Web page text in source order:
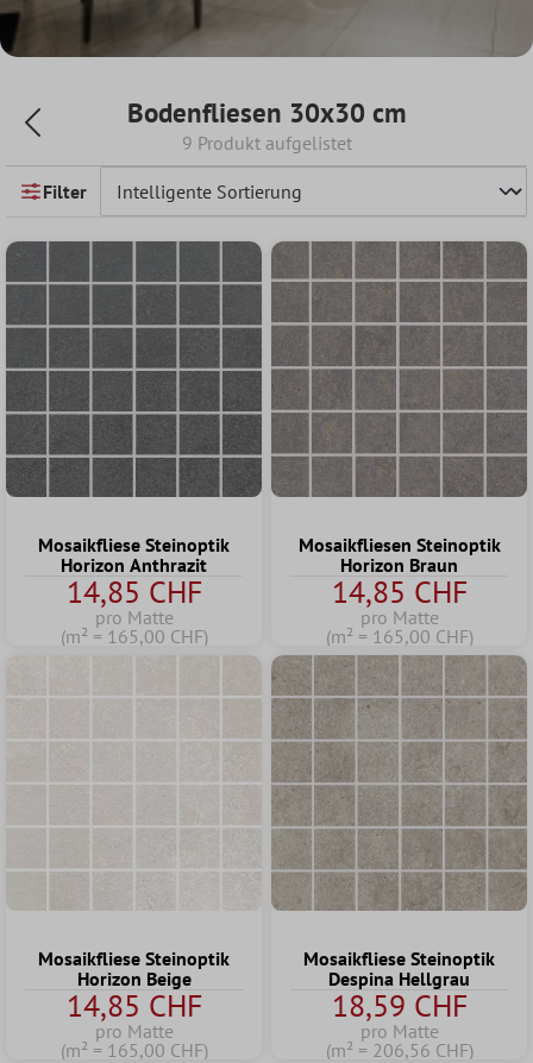
Bodenfliesen 30x30 cm
9 Produkt aufgelistet
Filter
Mosaikfliese Steinoptik
Horizon Anthrazit
14,85 CHF
pro Matte
(m² = 165,00 CHF)
Mosaikfliesen Steinoptik
Horizon Braun
14,85 CHF
pro Matte
(m² = 165,00 CHF)
Mosaikfliese Steinoptik
Horizon Beige
14,85 CHF
pro Matte
(m² = 165,00 CHF)
Mosaikfliese Steinoptik
Despina Hellgrau
18,59 CHF
pro Matte
(m² = 206,56 CHF)